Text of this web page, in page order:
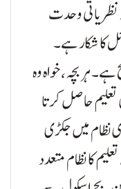
نظریاتی وحدت
کا شکار ہے۔
ہر بچہ، خواہ وہ
حاصل کرتا
نظام میں جکڑی
کا نظام متعدد